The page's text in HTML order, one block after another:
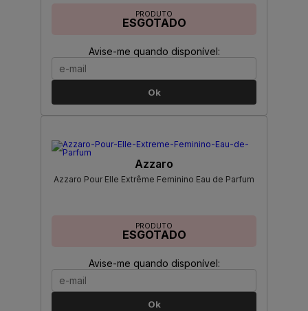
PRODUTO
ESGOTADO
Avise-me quando disponível:
Ok
Azzaro
Azzaro Pour Elle Extrême Feminino Eau de Parfum
PRODUTO
ESGOTADO
Avise-me quando disponível:
Ok